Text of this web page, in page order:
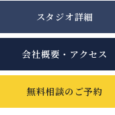
スタジオ詳細
会社概要・アクセス
無料相談のご予約